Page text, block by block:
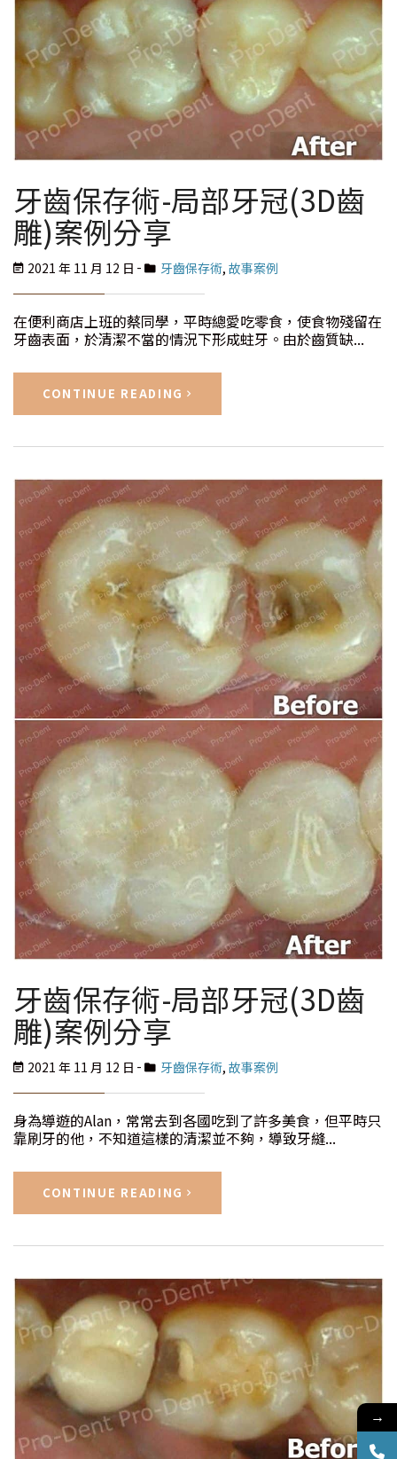
牙齒保存術-局部牙冠(3D齒
雕)案例分享
2021 年 11 月 12 日 牙齒保存術, 故事案例
在便利商店上班的蔡同學，平時總愛吃零食，使食物殘留在
牙齒表面，於清潔不當的情況下形成蛀牙。由於齒質缺...
CONTINUE READING
牙齒保存術-局部牙冠(3D齒
雕)案例分享
2021 年 11 月 12 日 牙齒保存術, 故事案例
身為導遊的Alan，常常去到各國吃到了許多美食，但平時只
靠刷牙的他，不知道這樣的清潔並不夠，導致牙縫...
CONTINUE READING
→